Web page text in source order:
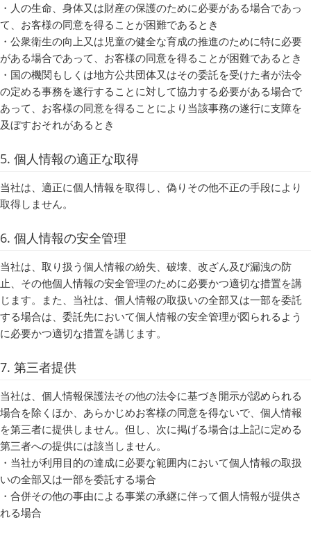
・人の生命、身体又は財産の保護のために必要がある場合であっ
て、お客様の同意を得ることが困難であるとき
・公衆衛生の向上又は児童の健全な育成の推進のために特に必要
がある場合であって、お客様の同意を得ることが困難であるとき
・国の機関もしくは地方公共団体又はその委託を受けた者が法令
の定める事務を遂行することに対して協力する必要がある場合で
あって、お客様の同意を得ることにより当該事務の遂行に支障を
及ぼすおそれがあるとき
5. 個人情報の適正な取得
当社は、適正に個人情報を取得し、偽りその他不正の手段により
取得しません。
6. 個人情報の安全管理
当社は、取り扱う個人情報の紛失、破壊、改ざん及び漏洩の防
止、その他個人情報の安全管理のために必要かつ適切な措置を講
じます。また、当社は、個人情報の取扱いの全部又は一部を委託
する場合は、委託先において個人情報の安全管理が図られるよう
に必要かつ適切な措置を講じます。
7. 第三者提供
当社は、個人情報保護法その他の法令に基づき開示が認められる
場合を除くほか、あらかじめお客様の同意を得ないで、個人情報
を第三者に提供しません。但し、次に掲げる場合は上記に定める
第三者への提供には該当しません。
・当社が利用目的の達成に必要な範囲内において個人情報の取扱
いの全部又は一部を委託する場合
・合併その他の事由による事業の承継に伴って個人情報が提供さ
れる場合